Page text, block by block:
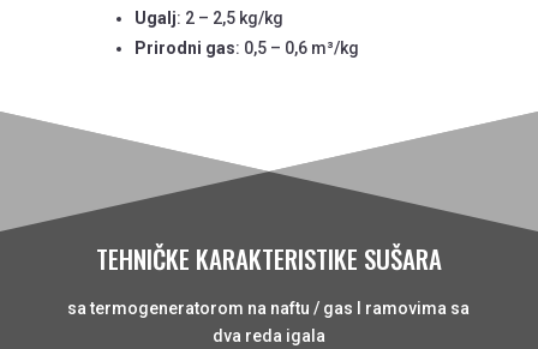
Ugalj: 2 – 2,5 kg/kg
Prirodni gas: 0,5 – 0,6 m³/kg
TEHNIČKE KARAKTERISTIKE SUŠARA
sa termogeneratorom na naftu / gas I ramovima sa
dva reda igala